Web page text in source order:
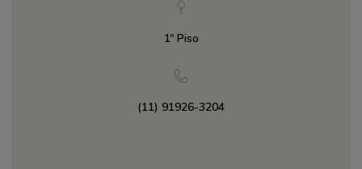
1º Piso
(11) 91926-3204